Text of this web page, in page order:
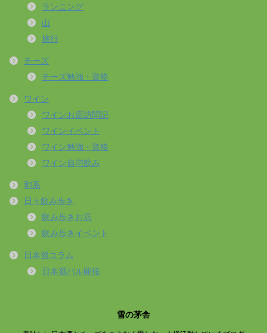
ランニング
山
旅行
チーズ
チーズ勉強・資格
ワイン
ワインお店訪問記
ワインイベント
ワイン勉強・資格
ワイン自宅飲み
和系
日々飲み歩き
飲み歩きお店
飲み歩きイベント
日本酒コラム
日本酒バル開拓
雪の茅舎